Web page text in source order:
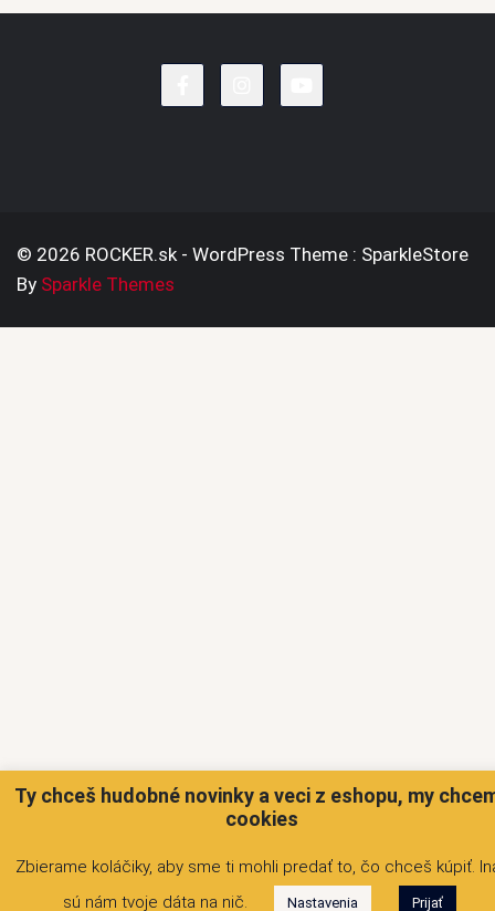
© 2026 ROCKER.sk - WordPress Theme : SparkleStore
By Sparkle Themes
Ty chceš hudobné novinky a veci z eshopu, my
cookies
Zbierame koláčiky, aby sme ti mohli predať to, čo chceš kúpiť.
sú nám tvoje dáta na nič.
Nastavenia Prijať